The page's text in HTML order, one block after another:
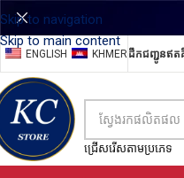
Skip to navigation
Skip to main content
ENGLISH KHMER ដឹកជញ្ជូនឥត
ជ្រើសរើសតាមប្រភេទ